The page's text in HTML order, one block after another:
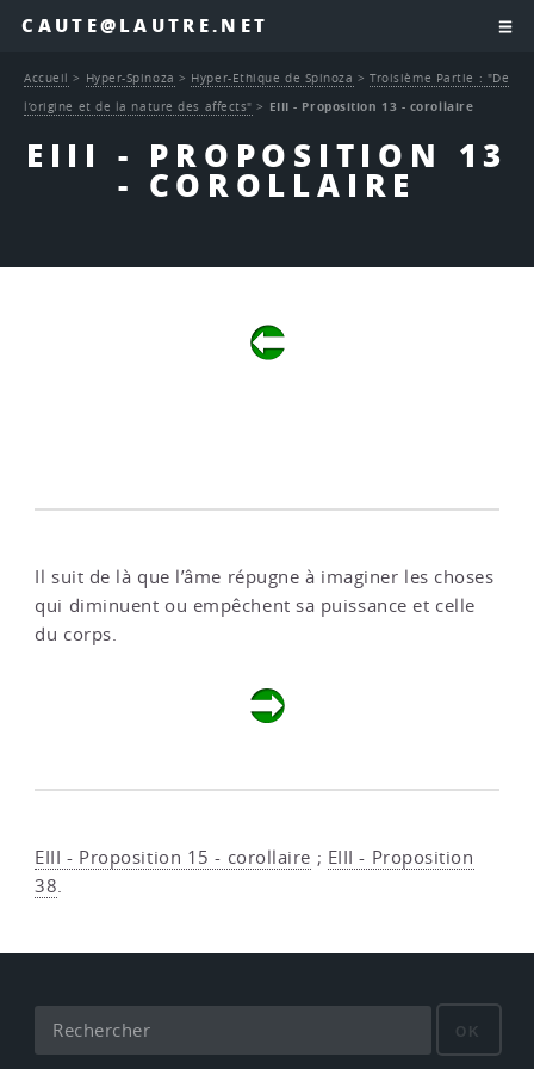
CAUTE@LAUTRE.NET
EIII - PROPOSITION 13
- COROLLAIRE
Accueil > Hyper-Spinoza > Hyper-Ethique de Spinoza >Troisième Partie : "De
l’origine et de la nature des affects" > EIII - Proposition 13 - corollaire
Il suit de là que l’âme répugne à imaginer les choses
qui diminuent ou empêchent sa puissance et celle
du corps.
EIII - Proposition 15 - corollaire ; EIII - Proposition
38.
OK